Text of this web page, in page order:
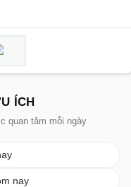
ÍCH
quan tâm mỗi ngày
nay